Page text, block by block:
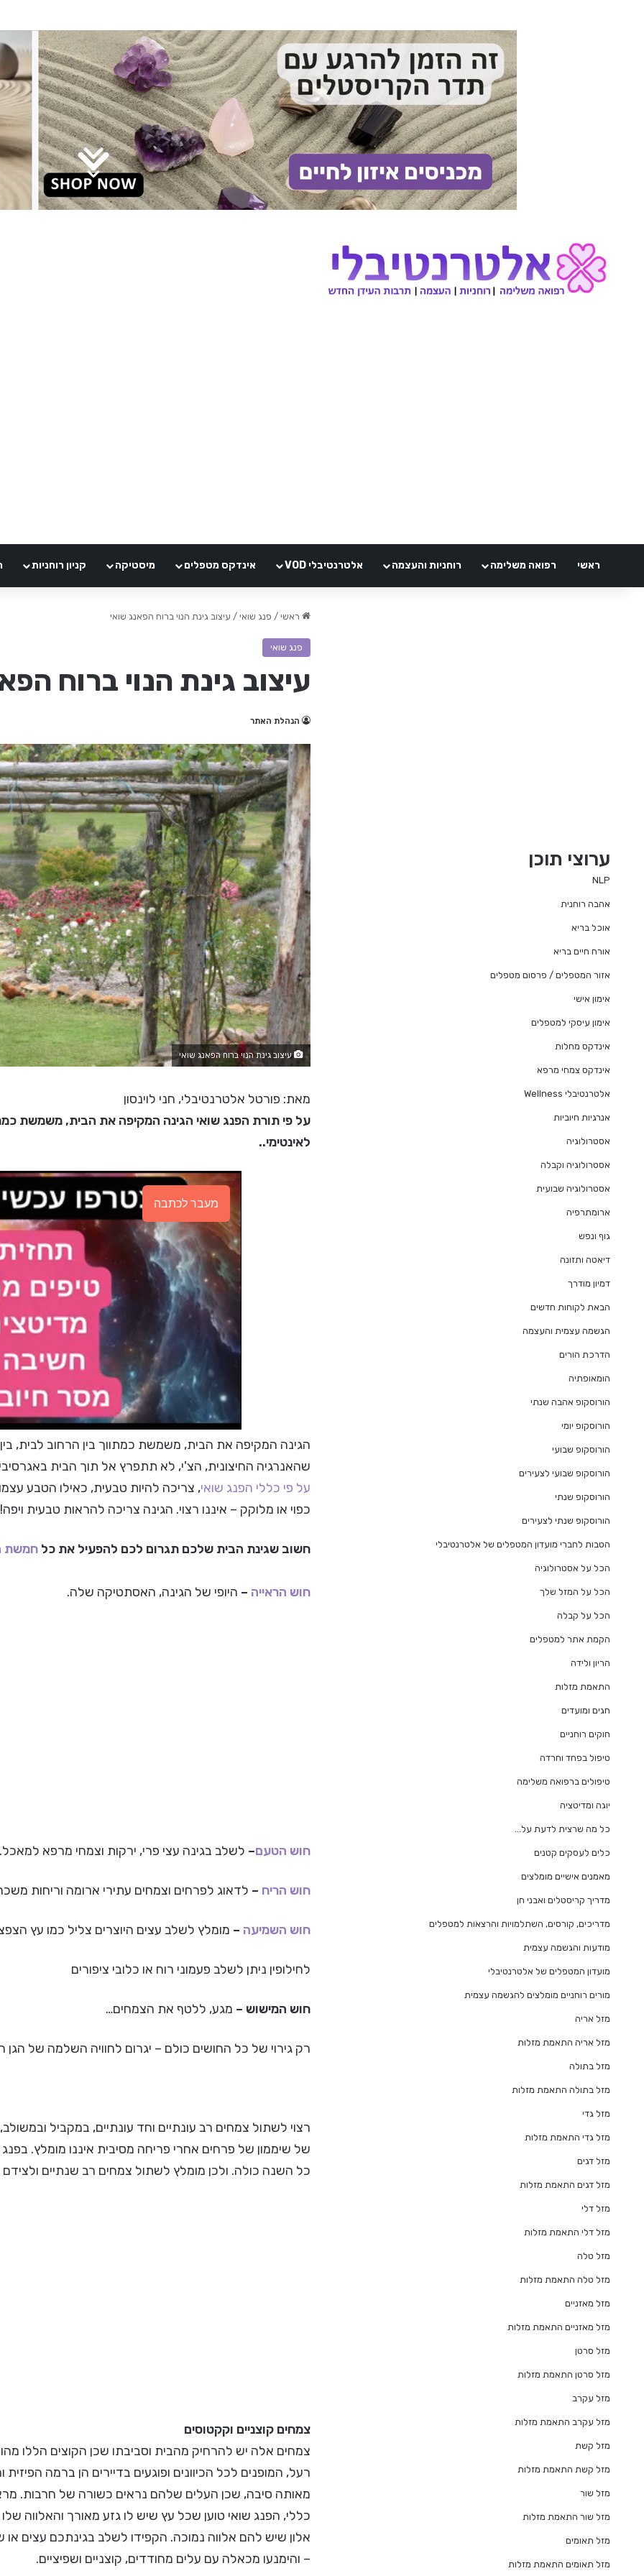
ראשי רפואה משלימה רוחניות והעצמה אלטרנטיבלי VOD אינדקס מטפלים מיסטיקה קניון רוחניות
ראשי / פנג שואי / עיצוב גינת הנוי ברוח הפאנג שואי
פנג שואי
עיצוב גינת הנוי ברוח
הנהלת האתר
עיצוב גינת הנוי ברוח הפאנג שואי
מאת: פורטל אלטרנטיבלי, חני לוינסון
על פי תורת הפנג שואי הגינה המקיפה את הבית, משמשת
לאינטימי..
מעבר לכתבה
הגינה המקיפה את הבית, משמשת כמתווך בין הרחוב לבית, בין
שהאנרגיה החיצונית, הצ'י, לא תתפרץ אל תוך הבית
על פי כללי הפנג שואי, צריכה להיות טבעית, כאילו הטבע
כפוי או מלוקק – איננו רצוי. הגינה צריכה להראות טבעית ויפה!
חשוב שגינת הבית שלכם תגרום לכם להפעיל את כל חמשת
חוש הראייה – היופי של הגינה, האסתטיקה שלה.
חוש הטעם– לשלב בגינה עצי פרי, ירקות וצמחי מרפא למאכל.
חוש הריח – לדאוג לפרחים וצמחים עתירי ארומה וריחות
חוש השמיעה – מומלץ לשלב עצים היוצרים צליל כמו עץ
לחילופין ניתן לשלב פעמוני רוח או כלובי ציפורים
חוש המישוש – מגע, ללטף את הצמחים…
רק גירוי של כל החושים כולם – יגרום לחוויה השלמה של הגן
רצוי לשתול צמחים רב עונתיים וחד עונתיים, במקביל
של שיממון של פרחים אחרי פריחה מסיבית איננו מומלץ.
כל השנה כולה. ולכן מומלץ לשתול צמחים רב שנתיים
צמחים קוצניים וקקטוסים
צמחים אלה יש להרחיק מהבית וסביבתו שכן הקוצים הללו
רעל, המופנים לכל הכיוונים ופוגעים בדיירים הן ברמה
מאותה סיבה, שכן העלים שלהם נראים כשורה של חרבות.
כללי, הפנג שואי טוען שכל עץ שיש לו גזע מאורך והאלווה
אלון שיש להם אלווה נמוכה. הקפידו לשלב בגינתכם עצים
– והימנעו מכאלה עם עלים מחודדים, קוצניים ושפיציים.
ערוצי תוכן
NLP
אהבה רוחנית
אוכל בריא
אורח חיים בריא
אזור המטפלים / פרסום מטפלים
אימון אישי
אימון עיסקי למטפלים
אינדקס מחלות
אינדקס צמחי מרפא
אלטרנטיבלי Wellness
אנרגיות חיוביות
אסטרולוגיה
אסטרולוגיה וקבלה
אסטרולוגיה שבועית
ארומתרפיה
גוף ונפש
דיאטה ותזונה
דמיון מודרך
הבאת לקוחות חדשים
הגשמה עצמית והעצמה
הדרכת הורים
הומאופתיה
הורוסקופ אהבה שנתי
הורוסקופ יומי
הורוסקופ שבועי
הורוסקופ שבועי לצעירים
הורוסקופ שנתי
הורוסקופ שנתי לצעירים
הטבות לחברי מועדון המטפלים של אלטרנטיבלי
הכל על אסטרולוגיה
הכל על המזל שלך
הכל על קבלה
הקמת אתר למטפלים
הריון ולידה
התאמת מזלות
חגים ומועדים
חוקים רוחניים
טיפול בפחד וחרדה
טיפולים ברפואה משלימה
יוגה ומדיטציה
כל מה שרצית לדעת על…
כלים לעסקים קטנים
מאמנים אישיים מומלצים
מדריך קריסטלים ואבני חן
מדריכים, קורסים, השתלמויות והרצאות למטפלים
מודעות והגשמה עצמית
מועדון המטפלים של אלטרנטיבלי
מורים רוחניים מומלצים להגשמה עצמית
מזל אריה
מזל אריה התאמת מזלות
מזל בתולה
מזל בתולה התאמת מזלות
מזל גדי
מזל גדי התאמת מזלות
מזל דגים
מזל דגים התאמת מזלות
מזל דלי
מזל דלי התאמת מזלות
מזל טלה
מזל טלה התאמת מזלות
מזל מאזניים
מזל מאזניים התאמת מזלות
מזל סרטן
מזל סרטן התאמת מזלות
מזל עקרב
מזל עקרב התאמת מזלות
מזל קשת
מזל קשת התאמת מזלות
מזל שור
מזל שור התאמת מזלות
מזל תאומים
מזל תאומים התאמת מזלות